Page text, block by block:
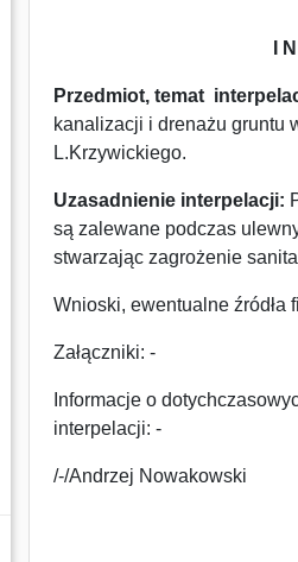
I
Przedmiot, temat
kanalizacji i drenażu gruntu
L.Krzywickiego.
Uzasadnienie interpelacji:
są zalewane podczas
stwarzając zagrożenie
Wnioski, ewentualne źródła
Załączniki: -
Informacje o
interpelacji: -
/-/Andrzej Nowakowski